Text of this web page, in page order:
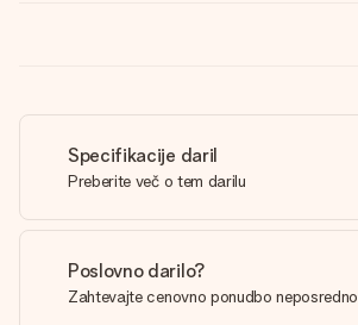
Specifikacije daril
Preberite več o tem darilu
Poslovno darilo?
Zahtevajte cenovno ponudbo neposredno